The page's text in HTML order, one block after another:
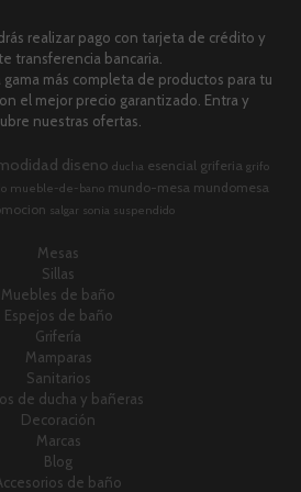
realizar pago con tarjeta de crédito y
transferencia bancaria.
gama más completa de productos para tu
el mejor precio garantizado. Entra y
nuestras ofertas.
diseno ducha esencial griferia grifo
mueble-de-bano mundo-mesa mundomesa
salgar sonia suspendido
Mesas
Sillas
Muebles de baño
Espejos de baño
Grifería
Mamparas
Sanitarios
de ducha y bañeras
Decoración
Marcas
Blog
de baño